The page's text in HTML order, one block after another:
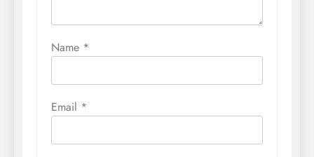
Name *
Email *